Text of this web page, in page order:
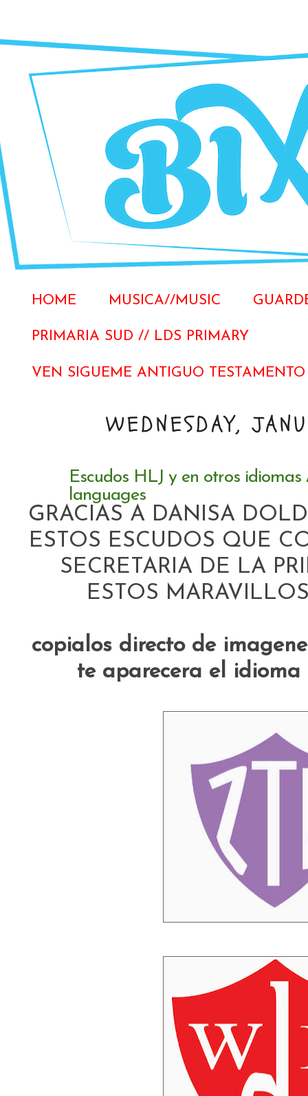
HOME MUSICA//MUSIC
PRIMARIA SUD // LDS PRIMARY
VEN SIGUEME ANTIGUO
WEDNESDAY,
Escudos HLJ y en otros
languages
GRACIAS A DANISA
ESTOS ESCUDOS QUE
SECRETARIA DE LA
ESTOS
copialos directo de
te aparecera el idioma